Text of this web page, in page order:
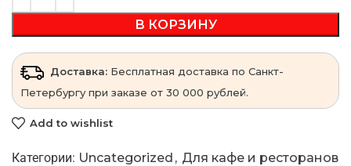
В КОРЗИНУ
Доставка: Бесплатная доставка по Санкт-
Петербургу при заказе от 30 000 рублей.
Add to wishlist
Категории: Uncategorized , Для кафе и ресторанов